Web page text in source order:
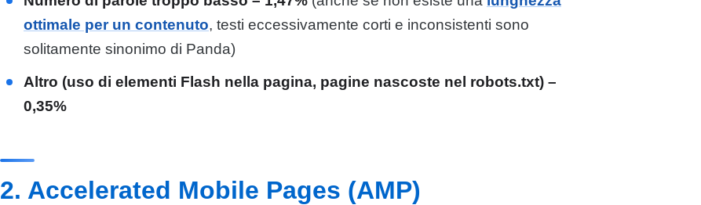
ottimale per un contenuto, testi eccessivamente corti e inconsistenti sono
solitamente sinonimo di Panda)
Altro (uso di elementi Flash nella pagina, pagine nascoste nel robots.txt) –
0,35%
2. Accelerated Mobile Pages (AMP)